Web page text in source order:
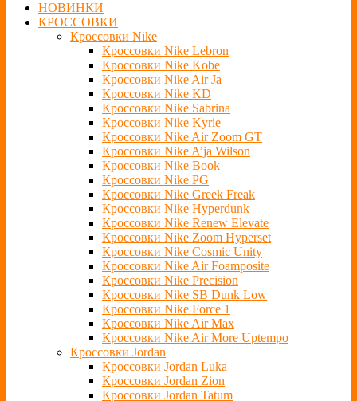
НОВИНКИ
КРОССОВКИ
Кроссовки Nike
Кроссовки Nike Lebron
Кроссовки Nike Kobe
Кроссовки Nike Air Ja
Кроссовки Nike KD
Кроссовки Nike Sabrina
Кроссовки Nike Kyrie
Кроссовки Nike Air Zoom GT
Кроссовки Nike A’ja Wilson
Кроссовки Nike Book
Кроссовки Nike PG
Кроссовки Nike Greek Freak
Кроссовки Nike Hyperdunk
Кроссовки Nike Renew Elevate
Кроссовки Nike Zoom Hyperset
Кроссовки Nike Cosmic Unity
Кроссовки Nike Air Foamposite
Кроссовки Nike Precision
Кроссовки Nike SB Dunk Low
Кроссовки Nike Force 1
Кроссовки Nike Air Max
Кроссовки Nike Air More Uptempo
Кроссовки Jordan
Кроссовки Jordan Luka
Кроссовки Jordan Zion
Кроссовки Jordan Tatum